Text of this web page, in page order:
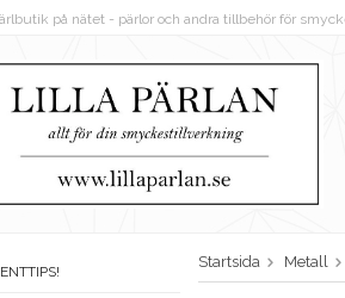
på nätet - pärlor och andra tillbehör för
Startsida Metall